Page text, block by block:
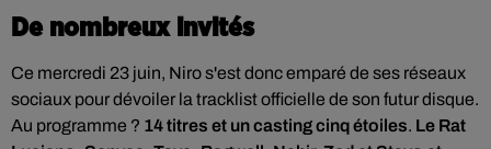
De nombreux invités
Ce mercredi 23 juin, Niro s'est donc emparé de ses réseaux
sociaux pour dévoiler la tracklist officielle de son futur disque.
Au programme ? 14 titres et un casting cinq étoiles. Le Rat